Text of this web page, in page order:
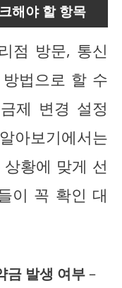
해야 할 항목
점 방문, 통신
법으로 할 수
제 변경 설정
아보기에서는
황에 맞게 선
이 꼭 확인 대
금 발생 여부–